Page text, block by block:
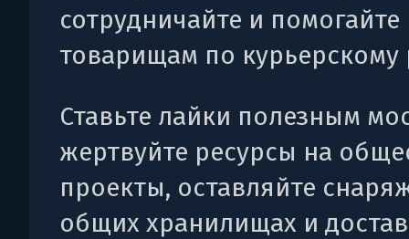
сотрудничайте и помогайте
товарищам по курьерскому
Ставьте лайки полезным
жертвуйте ресурсы на
проекты, оставляйте
общих хранилищах и